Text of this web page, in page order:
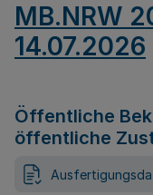
MB.NRW
14.07.2026
Öffentliche
öffentliche